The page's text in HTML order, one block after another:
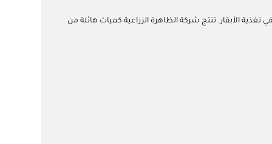
الأبقار. تنتج شركة الظاهرة الزراعية كميات هائلة من